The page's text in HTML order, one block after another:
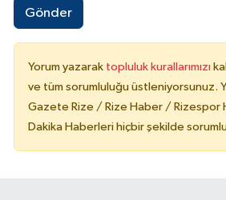
Gönder
Yorum yazarak topluluk kurallarımızı
ve tüm sorumluluğu üstleniyorsunuz.
Gazete Rize / Rize Haber / Rizespor
Dakika Haberleri hiçbir şekilde